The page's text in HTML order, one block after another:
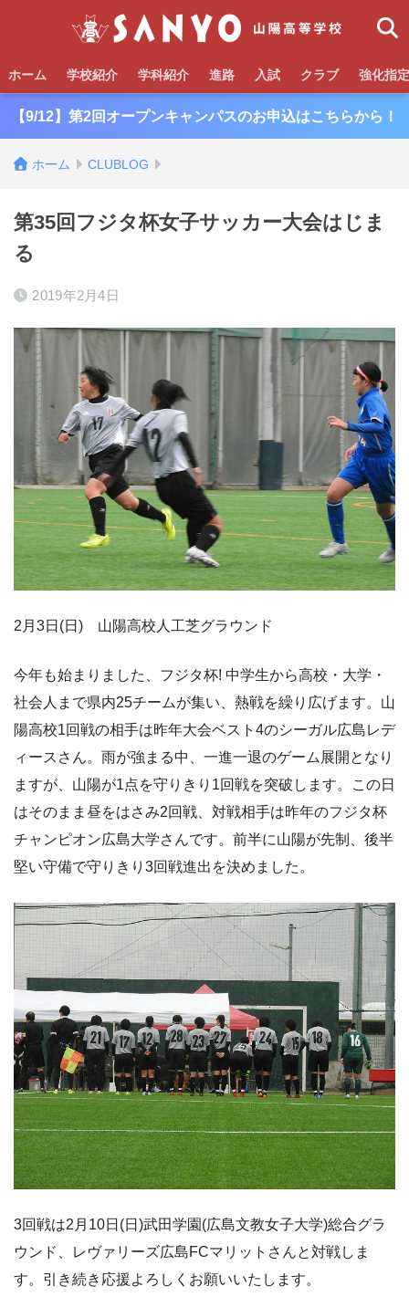
ホーム 学校紹介 学科紹介 進路 入試 クラブ 強化指
【9/12】第2回オープンキャンパスのお申込はこちらから！
ホーム CLUBLOG
第35回フジタ杯女子サッカー大会はじま
る
2019年2月4日
2月3日(日) 山陽高校人工芝グラウンド
今年も始まりました、フジタ杯! 中学生から高校・大学・
社会人まで県内25チームが集い、熱戦を繰り広げます。山
陽高校1回戦の相手は昨年大会ベスト4のシーガル広島レデ
ィースさん。雨が強まる中、一進一退のゲーム展開となり
ますが、山陽が1点を守りきり1回戦を突破します。この日
はそのまま昼をはさみ2回戦、対戦相手は昨年のフジタ杯
チャンピオン広島大学さんです。前半に山陽が先制、後半
堅い守備で守りきり3回戦進出を決めました。
3回戦は2月10日(日)武田学園(広島文教女子大学)総合グラ
ウンド、レヴァリーズ広島FCマリットさんと対戦しま
す。引き続き応援よろしくお願いいたします。